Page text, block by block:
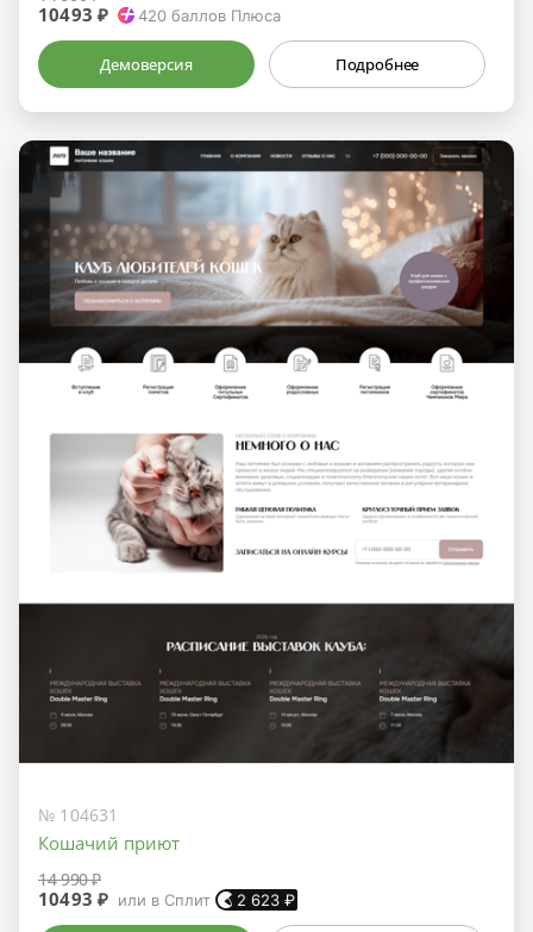
10493 ₽ 420 баллов Плюса
Демоверсия Подробнее
№ 104631
Кошачий приют
14 990 ₽
10493 ₽ или в Сплит 2 623 ₽